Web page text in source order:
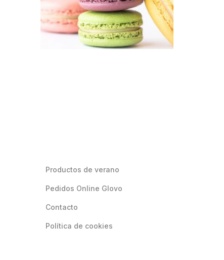
Productos de verano
Pedidos Online Glovo
Contacto
Política de cookies